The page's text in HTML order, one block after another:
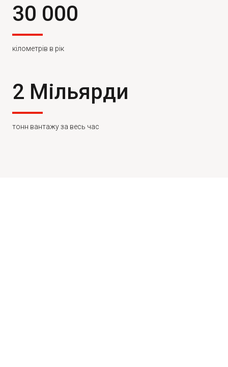
30 000
кілометрів в рік
2 Мільярди
тонн вантажу за весь час